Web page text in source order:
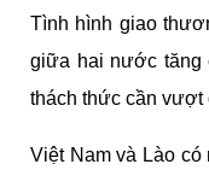
Tình hình giao
giữa hai nước tăng
thách thức cần vượt
Việt Nam và Lào có